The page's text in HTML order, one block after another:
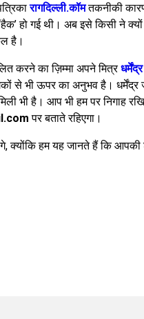
रागदिल्ली.कॉमतकनीकी
हो गई थी। अब इसे किसी ने क्यों
है।
करने का ज़िम्मा अपने मित्र
से भी ऊपर का अनुभव है।
भी है। आप भी हम पर निगाह
पर बताते रहिएगा।
क्योंकि हम यह जानते हैं कि आपकी